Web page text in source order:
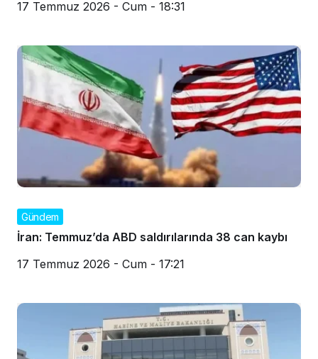
17 Temmuz 2026 - Cum - 18:31
Gündem
İran: Temmuz’da ABD saldırılarında 38 can kaybı
17 Temmuz 2026 - Cum - 17:21